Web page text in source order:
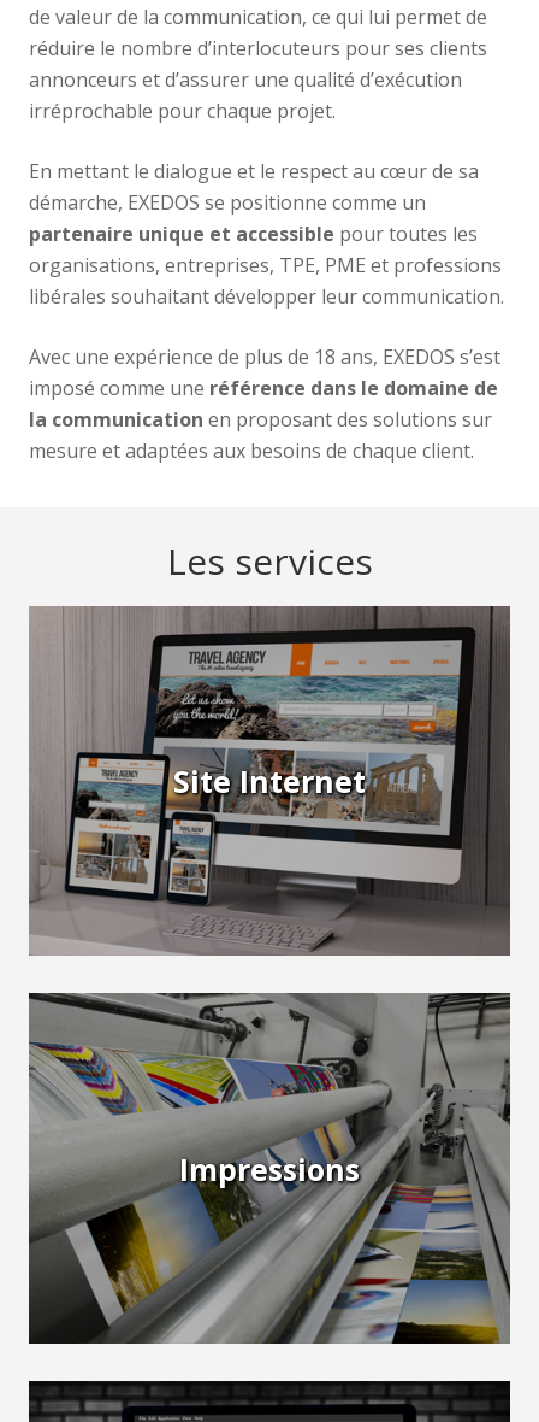
de valeur de la communication, ce qui lui permet de
réduire le nombre d’interlocuteurs pour ses clients
annonceurs et d’assurer une qualité d’exécution
irréprochable pour chaque projet.
En mettant le dialogue et le respect au cœur de sa
démarche, EXEDOS se positionne comme un
partenaire unique et accessible pour toutes les
organisations, entreprises, TPE, PME et professions
libérales souhaitant développer leur communication.
Avec une expérience de plus de 18 ans, EXEDOS s’est
imposé comme une référence dans le domaine de
la communication en proposant des solutions sur
mesure et adaptées aux besoins de chaque client.
Les services
Site Internet
Impressions